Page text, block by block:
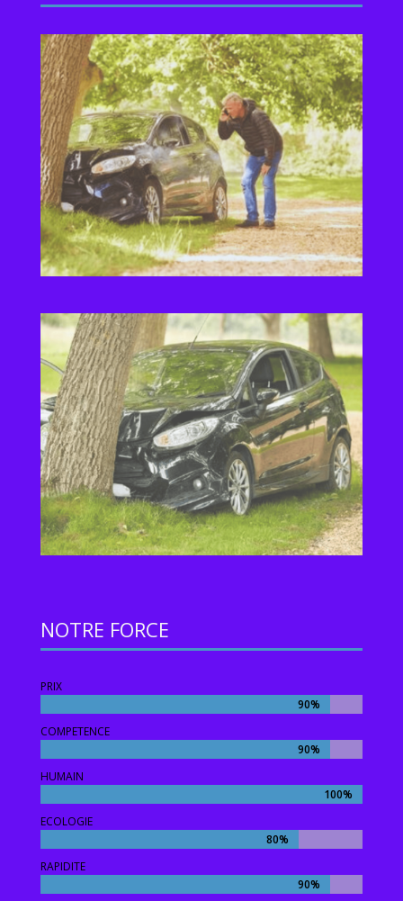
NOTRE FORCE
PRIX
90%
90%
COMPETENCE
90%
90%
HUMAIN
100%
100%
ECOLOGIE
80%
80%
RAPIDITE
90%
90%